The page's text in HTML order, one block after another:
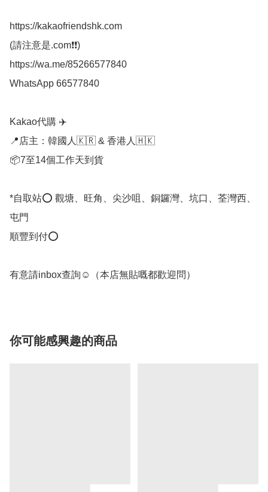
https://kakaofriendshk.com
(請注意是.com❗❗)
https://wa.me/85266577840
WhatsApp 66577840
Kakao代購 ✈️
📍店主：韓國人🇰🇷 & 香港人🇭🇰
📦7至14個工作天到貨
*自取站⭕ 觀塘、旺角、尖沙咀、銅鑼灣、坑口、荃灣西、
屯門
順豐到付⭕
有意請inbox查詢☺️（本店無貼嘅都歡迎問） 
你可能感興趣的商品